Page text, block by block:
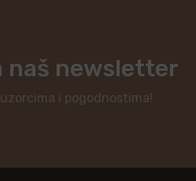
naš newsletter
i pogodnostima!